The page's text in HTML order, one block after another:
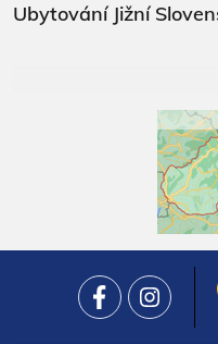
Ubytování Jižní